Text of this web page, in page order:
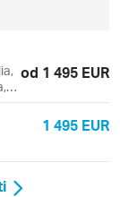
od 1 495 EUR
1 495 EUR